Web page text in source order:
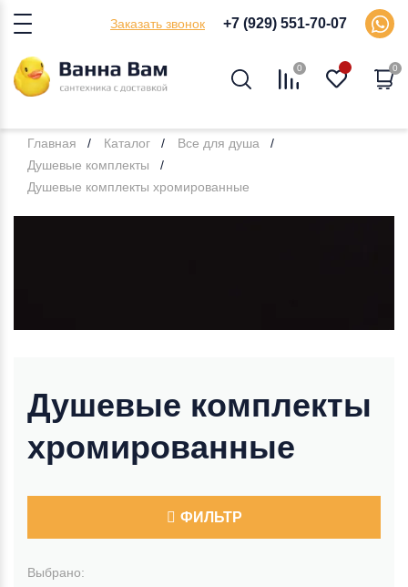
Заказать звонок +7 (929) 551-70-07
0 0
Главная Каталог
Все для душа
Душевые комплекты
Душевые комплекты хромированные
Душевые комплекты
хромированные
ФИЛЬТР
Выбрано: